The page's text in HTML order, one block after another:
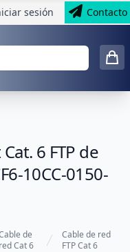
sesión Contacto
6 FTP de
10CC-0150-
de
red Cat 6
Cable de red
FTP Cat 6